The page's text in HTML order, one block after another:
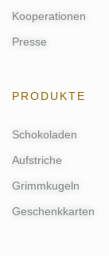
Kooperationen
Presse
PRODUKTE
Schokoladen
Aufstriche
Grimmkugeln
Geschenkkarten